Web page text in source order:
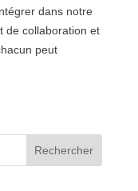
dans notre
de collaboration et
peut
Rechercher